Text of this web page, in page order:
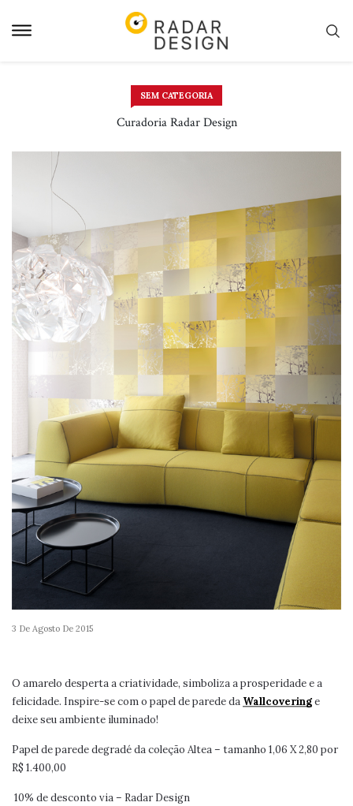
para
SEM CATEGORIA
Curadoria Radar Design
3 De Agosto De 2015
O amarelo desperta a criatividade, simboliza a prosperidade e a
felicidade. Inspire-se com o papel de parede da Wallcoveringe
deixe seu ambiente iluminado!
Papel de parede degradé da coleção Altea – tamanho 1,06 X 2,80 por
R$ 1.400,00
10% de desconto via – Radar Design